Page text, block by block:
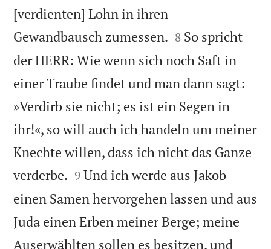
[verdienten] Lohn in ihren
Gewandbausch zumessen. 

8 So spricht
der HERR: Wie wenn sich noch Saft in
einer Traube findet und man dann sagt:
»Verdirb sie nicht; es ist ein Segen in
ihr!«, so will auch ich handeln um meiner
Knechte willen, dass ich nicht das Ganze
verderbe. 

9 Und ich werde aus Jakob
einen Samen hervorgehen lassen und aus
Juda einen Erben meiner Berge; meine
Auserwählten sollen es besitzen, und